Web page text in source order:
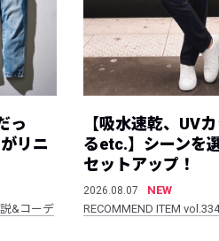
っ
リニ
&コーデ
【吸水速乾、UV
るetc.】シーンを
セットアップ！
2026.08.07
NEW
RECOMMEND ITEM vol.334